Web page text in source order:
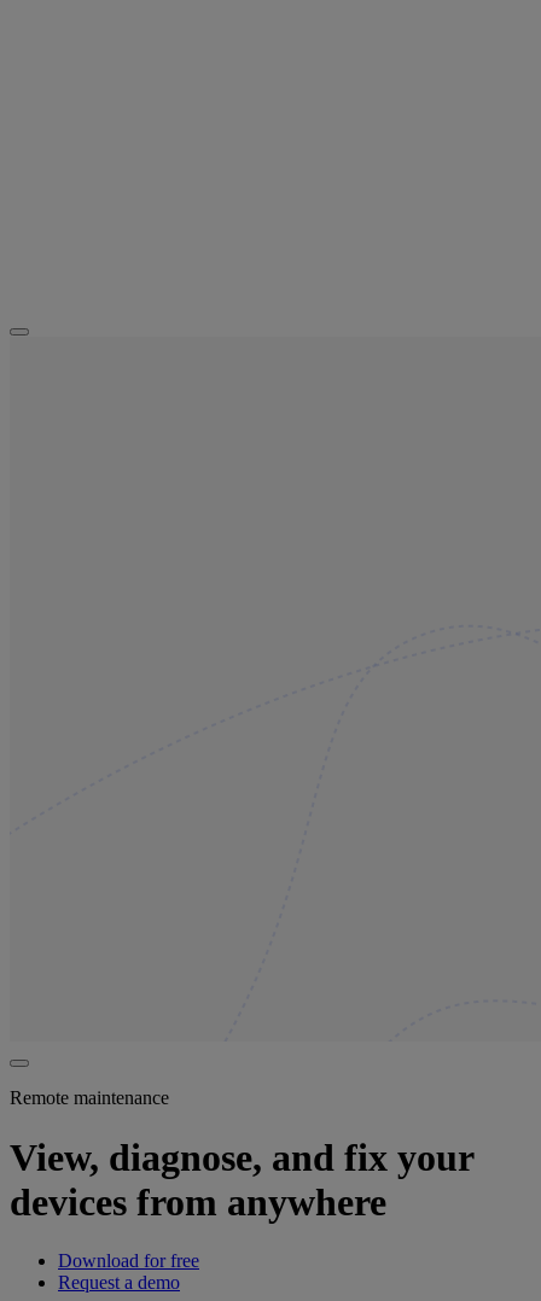
Remote maintenance
View, diagnose, and fix your
devices from anywhere
Download for free
Request a demo